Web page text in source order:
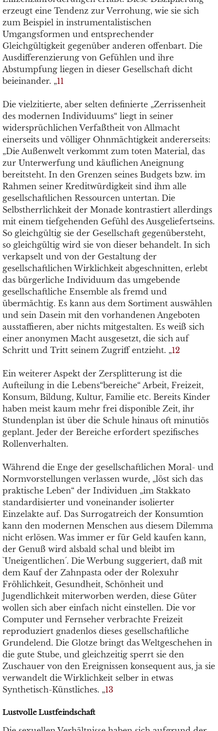
erzeugt eine Tendenz zur Verrohung, wie sie sich
zum Beispiel in instrumentalistischen
Umgangsformen und entsprechender
Gleichgültigkeit gegenüber anderen offenbart. Die
Ausdifferenzierung von Gefühlen und ihre
Abstumpfung liegen in dieser Gesellschaft dicht
beieinander. „11
Die vielzitierte, aber selten definierte „Zerrissenheit
des modernen Individuums“ liegt in seiner
widersprüchlichen Verfaßtheit von Allmacht
einerseits und völliger Ohnmächtigkeit andererseits:
„Die Außenwelt verkommt zum toten Material, das
zur Unterwerfung und käuflichen Aneignung
bereitsteht. In den Grenzen seines Budgets bzw. im
Rahmen seiner Kreditwürdigkeit sind ihm alle
gesellschaftlichen Ressourcen untertan. Die
Selbstherrlichkeit der Monade kontrastiert allerdings
mit einem tiefgehenden Gefühl des Ausgeliefertseins.
So gleichgültig sie der Gesellschaft gegenübersteht,
so gleichgültig wird sie von dieser behandelt. In sich
verkapselt und von der Gestaltung der
gesellschaftlichen Wirklichkeit abgeschnitten, erlebt
das bürgerliche Individuum das umgebende
gesellschaftliche Ensemble als fremd und
übermächtig. Es kann aus dem Sortiment auswählen
und sein Dasein mit den vorhandenen Angeboten
ausstaffieren, aber nichts mitgestalten. Es weiß sich
einer anonymen Macht ausgesetzt, die sich auf
Schritt und Tritt seinem Zugriff entzieht. „12
Ein weiterer Aspekt der Zersplitterung ist die
Aufteilung in die Lebens“bereiche“ Arbeit, Freizeit,
Konsum, Bildung, Kultur, Familie etc. Bereits Kinder
haben meist kaum mehr frei disponible Zeit, ihr
Stundenplan ist über die Schule hinaus oft minutiös
geplant. Jeder der Bereiche erfordert spezifisches
Rollenverhalten.
Während die Enge der gesellschaftlichen Moral- und
Normvorstellungen verlassen wurde, „löst sich das
praktische Leben“ der Individuen „im Stakkato
standardisierter und voneinander isolierter
Einzelakte auf. Das Surrogatreich der Konsumtion
kann den modernen Menschen aus diesem Dilemma
nicht erlösen. Was immer er für Geld kaufen kann,
der Genuß wird alsbald schal und bleibt im
`Uneigentlichen´. Die Werbung suggeriert, daß mit
dem Kauf der Zahnpasta oder der Rolexuhr
Fröhlichkeit, Gesundheit, Schönheit und
Jugendlichkeit miterworben werden, diese Güter
wollen sich aber einfach nicht einstellen. Die vor
Computer und Fernseher verbrachte Freizeit
reproduziert gnadenlos dieses gesellschaftliche
Grundelend. Die Glotze bringt das Weltgeschehen in
die gute Stube, und gleichzeitig sperrt sie den
Zuschauer von den Ereignissen konsequent aus, ja sie
verwandelt die Wirklichkeit selber in etwas
Synthetisch-Künstliches. „13
Lustvolle Lustfeindschaft